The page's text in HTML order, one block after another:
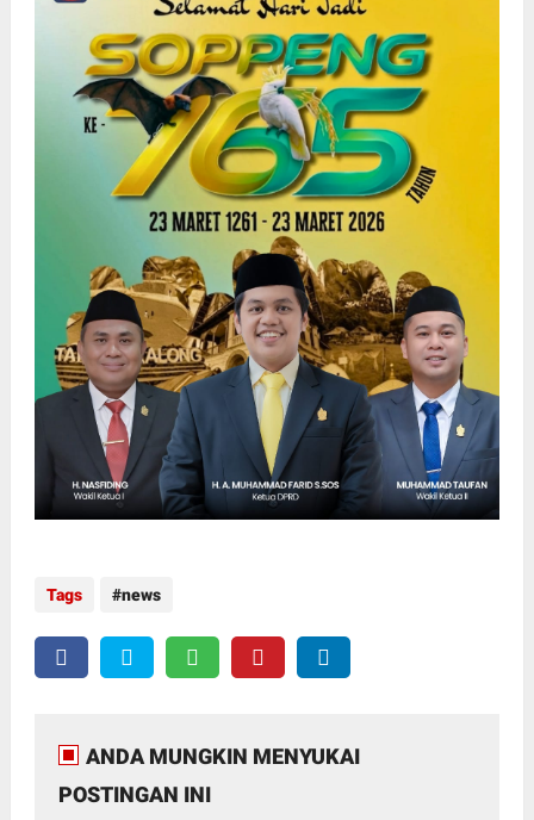
Tags news
ANDA MUNGKIN MENYUKAI
POSTINGAN INI